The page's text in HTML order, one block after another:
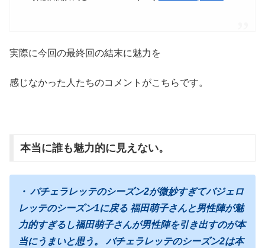
実際に今回の最終回の結末に魅力を
感じなかった人たちのコメントがこちらです。
本当に誰も魅力的に見えない。
・ バチェラレッテのシーズン2が微妙すぎてバジェロ
レッテのシーズン1に戻る 福田萌子さんと男性陣が魅
力的すぎるし福田萌子さんが男性陣を引き出すのが本
当にうまいと思う。 バチェラレッテのシーズン2は本